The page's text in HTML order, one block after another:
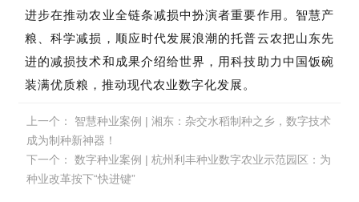
进步在推动农业全链条减损中扮演者重要作用。智慧产
粮、科学减损，顺应时代发展浪潮的托普云农把山东先
进的减损技术和成果介绍给世界，用科技助力中国饭碗
装满优质粮，推动现代农业数字化发展。
上一个：
智慧种业案例 | 湘东：杂交水稻制种之乡，数字技术
成为制种新神器！
下一个：
数字种业案例 | 杭州利丰种业数字农业示范园区：为
种业改革按下“快进键”